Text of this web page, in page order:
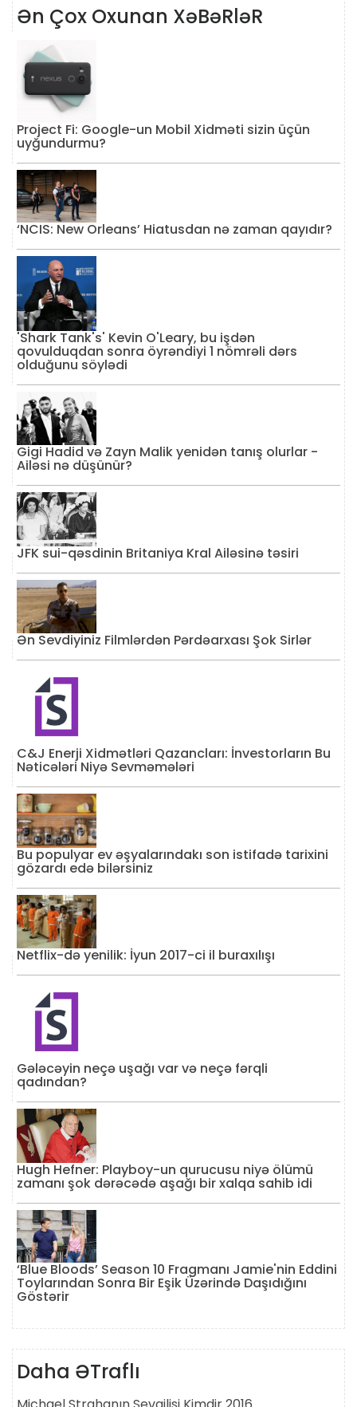
Ən Çox Oxunan XəBəRləR
Project Fi: Google-un Mobil Xidməti sizin üçün
uyğundurmu?
‘NCIS: New Orleans’ Hiatusdan nə zaman qayıdır?
'Shark Tank's' Kevin O'Leary, bu işdən
qovulduqdan sonra öyrəndiyi 1 nömrəli dərs
olduğunu söylədi
Gigi Hadid və Zayn Malik yenidən tanış olurlar -
Ailəsi nə düşünür?
JFK sui-qəsdinin Britaniya Kral Ailəsinə təsiri
Ən Sevdiyiniz Filmlərdən Pərdəarxası Şok Sirlər
C&J Enerji Xidmətləri Qazancları: İnvestorların Bu
Nəticələri Niyə Sevməmələri
Bu populyar ev əşyalarındakı son istifadə tarixini
gözardı edə bilərsiniz
Netflix-də yenilik: İyun 2017-ci il buraxılışı
Gələcəyin neçə uşağı var və neçə fərqli
qadından?
Hugh Hefner: Playboy-un qurucusu niyə ölümü
zamanı şok dərəcədə aşağı bir xalqa sahib idi
‘Blue Bloods’ Season 10 Fragmanı Jamie'nin Eddini
Toylarından Sonra Bir Eşik Üzərində Daşıdığını
Göstərir
Daha ƏTraflı